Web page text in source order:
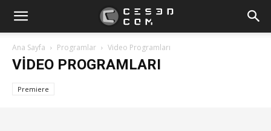
Ana Sayfa Programlar Video Programları
VIDEO PROGRAMLARI
Premiere